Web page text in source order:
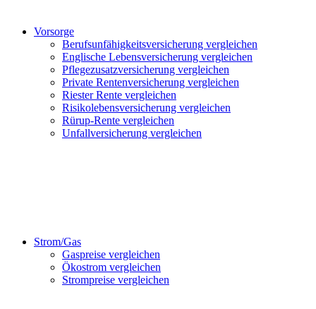
Vorsorge
Berufsunfähigkeitsversicherung vergleichen
Englische Lebensversicherung vergleichen
Pflegezusatzversicherung vergleichen
Private Rentenversicherung vergleichen
Riester Rente vergleichen
Risikolebensversicherung vergleichen
Rürup-Rente vergleichen
Unfallversicherung vergleichen
Strom/Gas
Gaspreise vergleichen
Ökostrom vergleichen
Strompreise vergleichen